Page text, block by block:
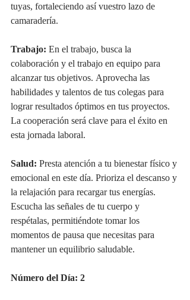
tuyas, fortaleciendo así vuestro lazo de
camaradería.
Trabajo: En el trabajo, busca la
colaboración y el trabajo en equipo para
alcanzar tus objetivos. Aprovecha las
habilidades y talentos de tus colegas para
lograr resultados óptimos en tus proyectos.
La cooperación será clave para el éxito en
esta jornada laboral.
Salud: Presta atención a tu bienestar físico y
emocional en este día. Prioriza el descanso y
la relajación para recargar tus energías.
Escucha las señales de tu cuerpo y
respétalas, permitiéndote tomar los
momentos de pausa que necesitas para
mantener un equilibrio saludable.
Número del Día: 2